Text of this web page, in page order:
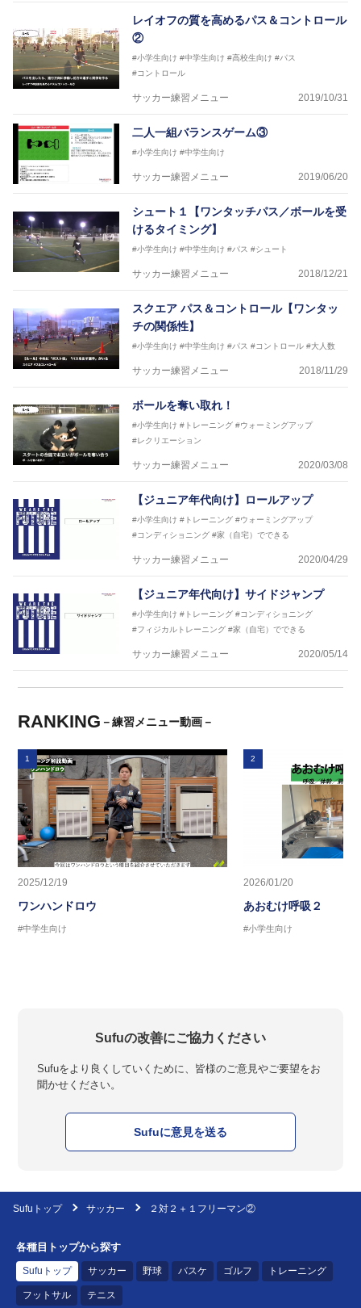
レイオフの質を高めるパス＆コントロール
②
#小学生向け #中学生向け #高校生向け #パス
#コントロール
サッカー練習メニュー 2019/10/31
二人一組バランスゲーム③
#小学生向け #中学生向け
サッカー練習メニュー 2019/06/20
シュート１【ワンタッチパス／ボールを受
けるタイミング】
#小学生向け #中学生向け #パス #シュート
サッカー練習メニュー 2018/12/21
スクエア パス＆コントロール【ワンタッ
チの関係性】
#小学生向け #中学生向け #パス #コントロール #大人数
サッカー練習メニュー 2018/11/29
ボールを奪い取れ！
#小学生向け #トレーニング #ウォーミングアップ
#レクリエーション
サッカー練習メニュー 2020/03/08
【ジュニア年代向け】ロールアップ
#小学生向け #トレーニング #ウォーミングアップ
#コンディショニング #家（自宅）でできる
サッカー練習メニュー 2020/04/29
【ジュニア年代向け】サイドジャンプ
#小学生向け #トレーニング #コンディショニング
#フィジカルトレーニング #家（自宅）でできる
サッカー練習メニュー 2020/05/14
RANKING －練習メニュー動画－
1
2025/12/19
ワンハンドロウ
#中学生向け
2
2026/01/20
あおむけ呼吸２
#小学生向け
Sufuの改善にご協力ください
Sufuをより良くしていくために、皆様のご意見やご要望をお
聞かせください。
Sufuに意見を送る
Sufuトップ サッカー ２対２＋１フリーマン②
各種目トップから探す
Sufuトップ サッカー 野球 バスケ ゴルフ トレーニング
フットサル テニス